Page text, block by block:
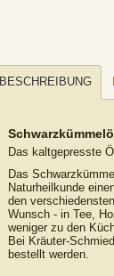
BESCHREIBUNG
Das kaltgepresste
Das
Naturheilkunde
den
Wunsch - in Tee,
weniger zu den
Bei Kräuter-
bestellt werden.